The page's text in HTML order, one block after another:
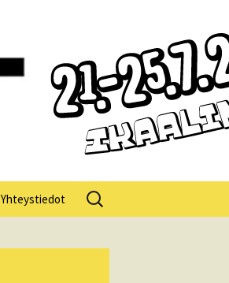
Yhteystiedot
Haku: